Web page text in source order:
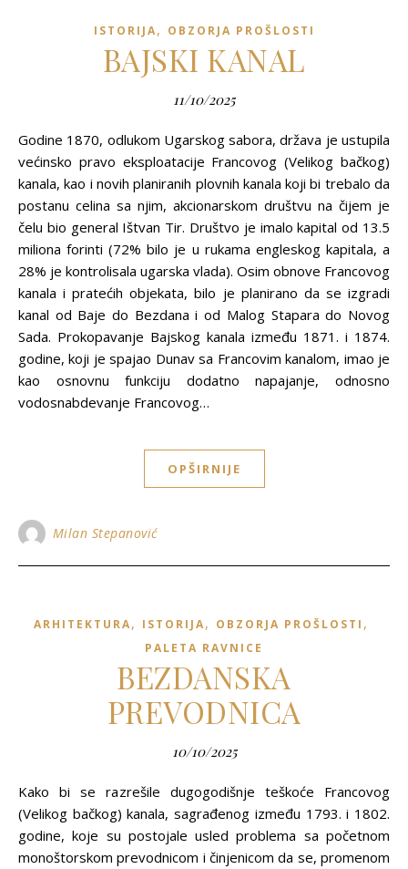
ISTORIJA, OBZORJA PROŠLOSTI
BAJSKI KANAL
11/10/2025
Godine 1870, odlukom Ugarskog sabora, država je ustupila
većinsko pravo eksploatacije Francovog (Velikog bačkog)
kanala, kao i novih planiranih plovnih kanala koji bi trebalo da
postanu celina sa njim, akcionarskom društvu na čijem je
čelu bio general Ištvan Tir. Društvo je imalo kapital od 13.5
miliona forinti (72% bilo je u rukama engleskog kapitala, a
28% je kontrolisala ugarska vlada). Osim obnove Francovog
kanala i pratećih objekata, bilo je planirano da se izgradi
kanal od Baje do Bezdana i od Malog Stapara do Novog
Sada. Prokopavanje Bajskog kanala između 1871. i 1874.
godine, koji je spajao Dunav sa Francovim kanalom, imao je
kao osnovnu funkciju dodatno napajanje, odnosno
vodosnabdevanje Francovog…
OPŠIRNIJE
Milan Stepanović
ARHITEKTURA, ISTORIJA, OBZORJA PROŠLOSTI ,
PALETA RAVNICE
BEZDANSKA
PREVODNICA
10/10/2025
Kako bi se razrešile dugogodišnje teškoće Francovog
(Velikog bačkog) kanala, sagrađenog između 1793. i 1802.
godine, koje su postojale usled problema sa početnom
monoštorskom prevodnicom i činjenicom da se, promenom